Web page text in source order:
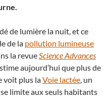
de lumière la nuit, et ce
de la pollution lumineuse
la revueScience Advances
aujourd’hui que plus de
voit plus laVoie lactée, un
limite aux seuls habitants